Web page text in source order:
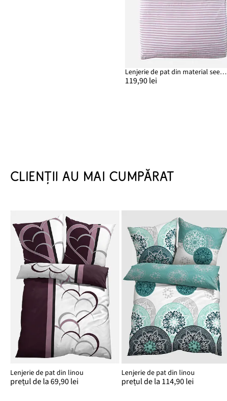
Lenjerie de pat din material seersucker
119,90 lei
CLIENȚII AU MAI CUMPĂRAT
Lenjerie de pat din linou
prețul de la 69,90 lei
Lenjerie de pat din linou
prețul de la 114,90 lei